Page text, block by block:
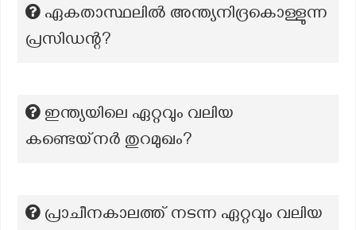
ഏകതാസ്ഥലിൽ അന്ത്യനിദ്രകൊള്ളുന്ന
പ്രസിഡന്റ?
ഇന്ത്യയിലെ ഏറ്റവും വലിയ
കണ്ടെയ്നർ തുറമുഖം?
പ്രാചീനകാലത്ത് നടന്ന ഏറ്റവും വലിയ